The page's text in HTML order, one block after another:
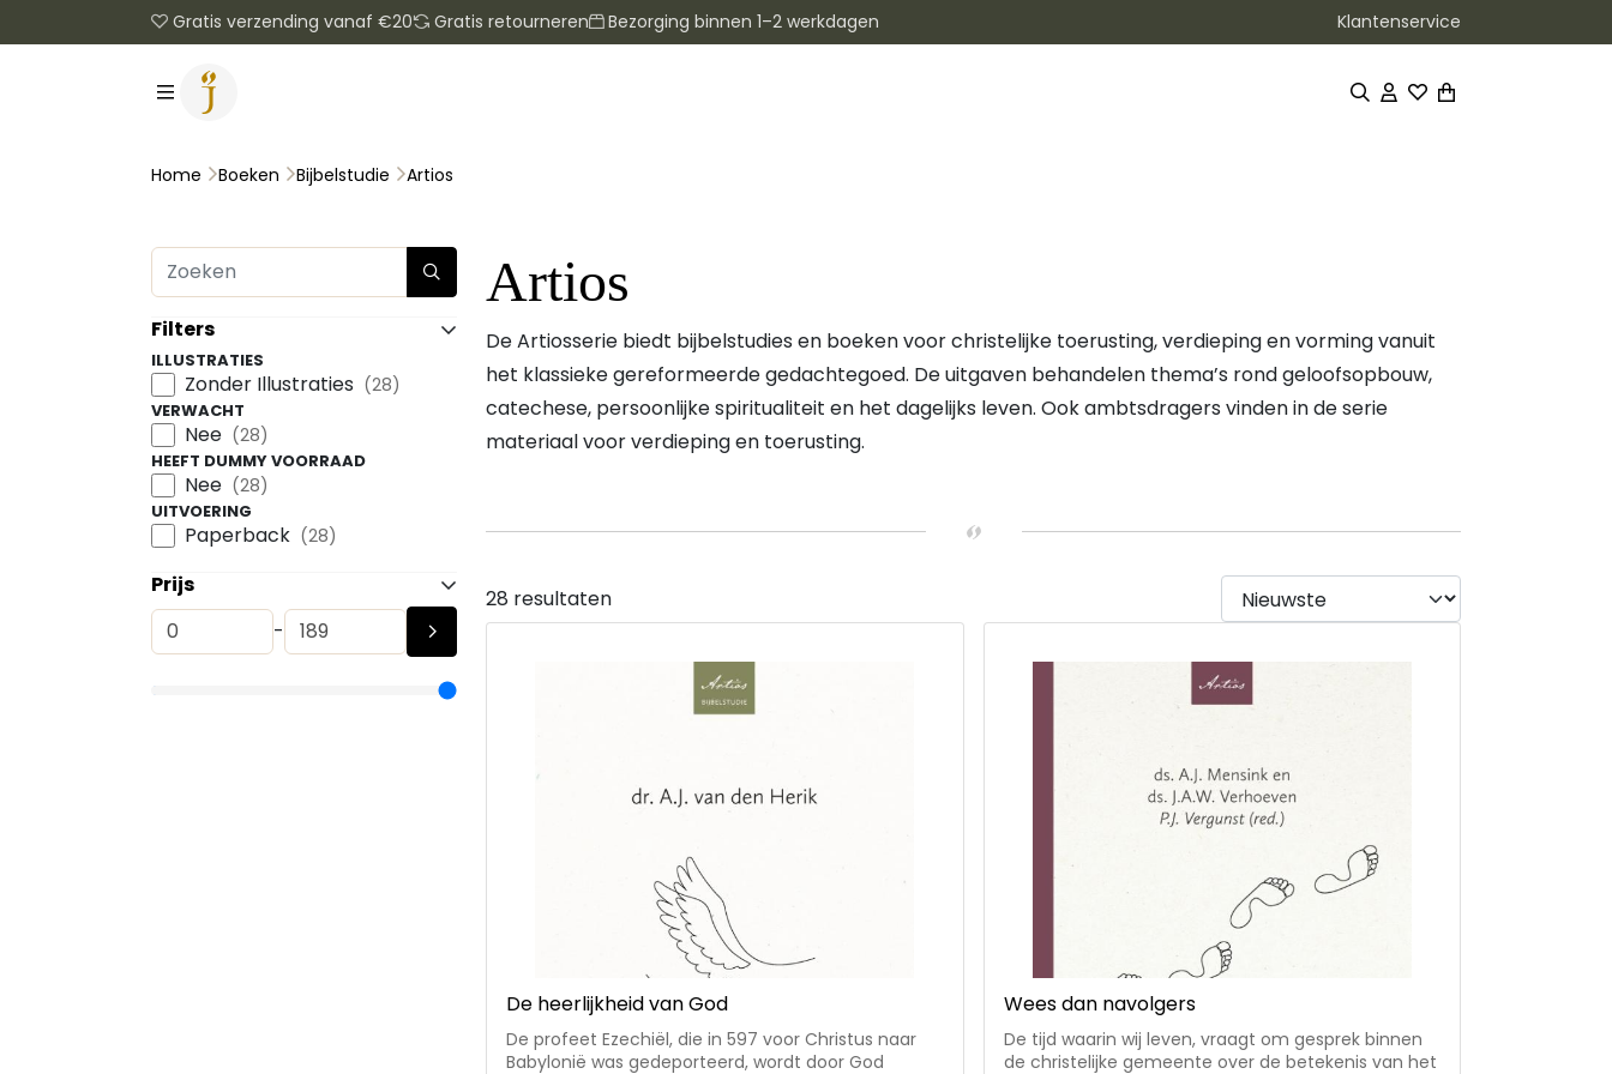
Gratis verzending vanaf €20 Gratis retourneren Bezorging binnen 1–2 werkdagen Klantenservice
Home Boeken Bijbelstudie Artios
Filters
ILLUSTRATIES
Zonder Illustraties (28)
VERWACHT
Nee (28)
HEEFT DUMMY VOORRAAD
Nee (28)
UITVOERING
Paperback (28)
Prijs
-
Artios
De Artiosserie biedt bijbelstudies en boeken voor christelijke toerusting, verdieping en vorming vanuit
het klassieke gereformeerde gedachtegoed. De uitgaven behandelen thema’s rond geloofsopbouw,
catechese, persoonlijke spiritualiteit en het dagelijks leven. Ook ambtsdragers vinden in de serie
materiaal voor verdieping en toerusting.
28 resultaten
De heerlijkheid van God
De profeet Ezechiël, die in 597 voor Christus naar
Babylonië was gedeporteerd, wordt door God
Wees dan navolgers
De tijd waarin wij leven, vraagt om gesprek binnen
de christelijke gemeente over de betekenis van het